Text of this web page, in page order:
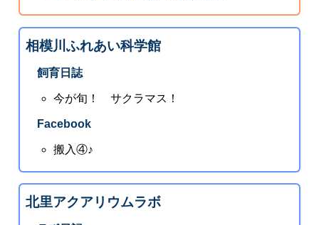
相模川ふれあい科学館
飼育日誌
今が旬！ サクラマス！
Facebook
搬入④♪
北里アクアリウムラボ